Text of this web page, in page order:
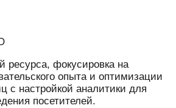
ресурса, фокусировка на
опыта и оптимизации
с настройкой аналитики для
посетителей.